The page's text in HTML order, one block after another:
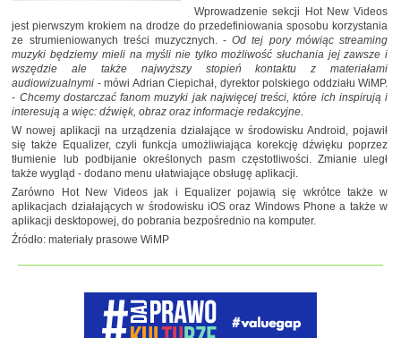
Wprowadzenie sekcji Hot New Videos
jest pierwszym krokiem na drodze do przedefiniowania sposobu korzystania
ze strumieniowanych treści muzycznych. -Od tej pory mówiąc streaming
muzyki będziemy mieli na myśli nie tylko możliwość słuchania jej zawsze i
wszędzie ale także najwyższy stopień kontaktu z materiałami
audiowizualnymi - mówi Adrian Ciepichał, dyrektor polskiego oddziału WiMP.
- Chcemy dostarczać fanom muzyki jak najwięcej treści, które ich inspirują i
interesują a więc: dźwięk, obraz oraz informacje redakcyjne.
W nowej aplikacji na urządzenia działające w środowisku Android, pojawił
się także Equalizer, czyli funkcja umożliwiająca korekcję dźwięku poprzez
tłumienie lub podbijanie określonych pasm częstotliwości. Zmianie uległ
także wygląd - dodano menu ułatwiające obsługę aplikacji.
Zarówno Hot New Videos jak i Equalizer pojawią się wkrótce także w
aplikacjach działających w środowisku iOS oraz Windows Phone a także w
aplikacji desktopowej, do pobrania bezpośrednio na komputer.
Źródło: materiały prasowe WiMP